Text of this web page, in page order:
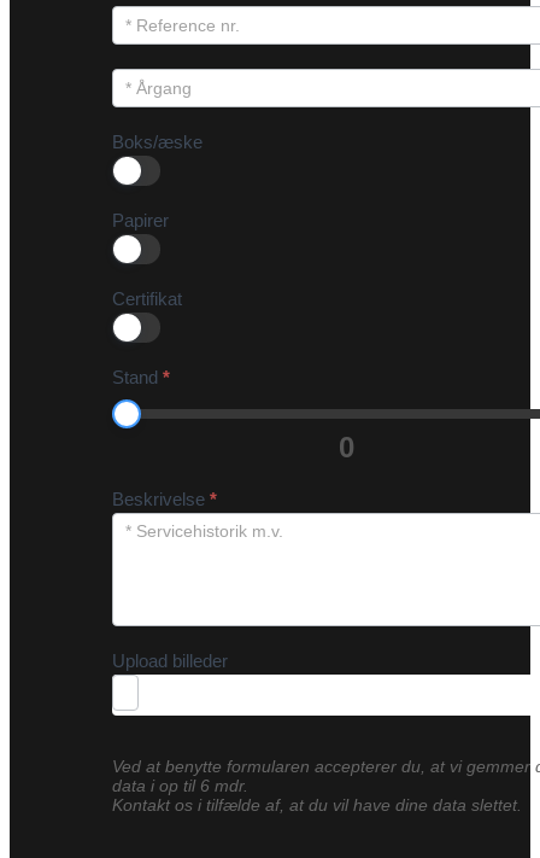
Boks/æske
Papirer
Certifikat
Stand *
0
Beskrivelse *
Upload billeder
Ved at benytte formularen accepterer du, at vi gemmer
data i op til 6 mdr.
Kontakt os i tilfælde af, at du vil have dine data slettet.